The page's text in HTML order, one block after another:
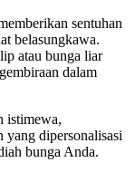
sentuhan
belasungkawa.
atau bunga liar
dalam
istimewa,
yang dipersonalisasi
bunga Anda.